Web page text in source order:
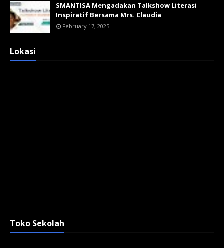
SMANTISA Mengadakan Talkshow Literasi
Inspiratif Bersama Mrs. Claudia
February 17, 2025
Lokasi
Toko Sekolah